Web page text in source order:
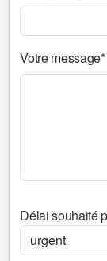
Votre message*
Délai souhaité